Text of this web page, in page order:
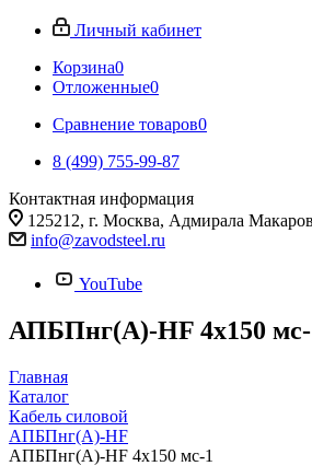
Личный кабинет
Корзина0
Отложенные0
Сравнение товаров0
8 (499) 755-99-87
Контактная информация
125212, г. Москва, Адмирала
info@zavodsteel.ru
YouTube
АПБПнг(A)-HF 4х150 мс-
Главная
Каталог
Кабель силовой
АПБПнг(A)-HF
АПБПнг(A)-HF 4х150 мс-1